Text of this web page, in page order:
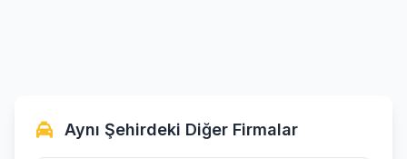
Aynı Şehirdeki Diğer Firmalar